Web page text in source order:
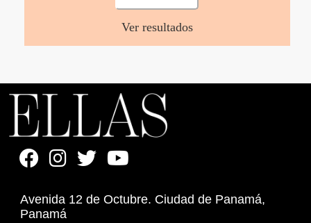
Ver resultados
Avenida 12 de Octubre. Ciudad de Panamá,
Panamá